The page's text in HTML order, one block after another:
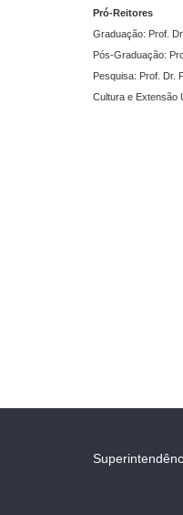
Pró-Reitores
Graduação: Prof.
Pós-Graduação:
Pesquisa: Prof. Dr.
Cultura e Extensão